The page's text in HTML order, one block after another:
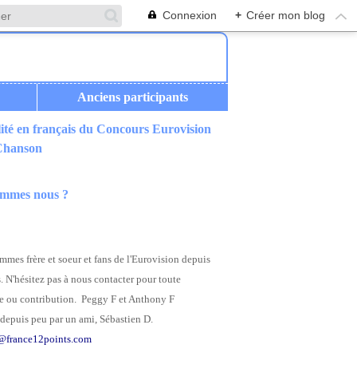
Connexion + Créer mon blog
Anciens participants
en français du Concours Eurovision
nous ?
frère et soeur et fans de l'Eurovision depuis
N'hésitez pas à nous contacter pour toute
ou contribution. Peggy F et Anthony F
peu par un ami, Sébastien D.